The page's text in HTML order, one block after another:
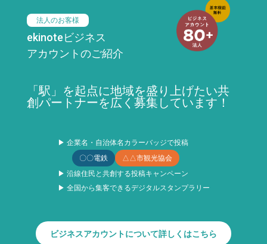
法人のお客様
ekinoteビジネス
アカウントのご紹介
「駅」を起点に地域を盛り上げたい共
創パートナーを広く募集しています！
▶ 企業名・自治体名カラーバッジで投稿
〇〇電鉄
△△市観光協会
▶ 沿線住民と共創する投稿キャンペーン
▶ 全国から集客できるデジタルスタンプラリー
ビジネスアカウントについて詳しくはこちら